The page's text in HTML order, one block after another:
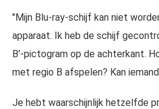
"Mijn Blu-ray-schijf kan niet
apparaat. Ik heb de schijf
B'-pictogram op de achterkant.
met regio B afspelen? Kan
Je hebt waarschijnlijk hetzelfde